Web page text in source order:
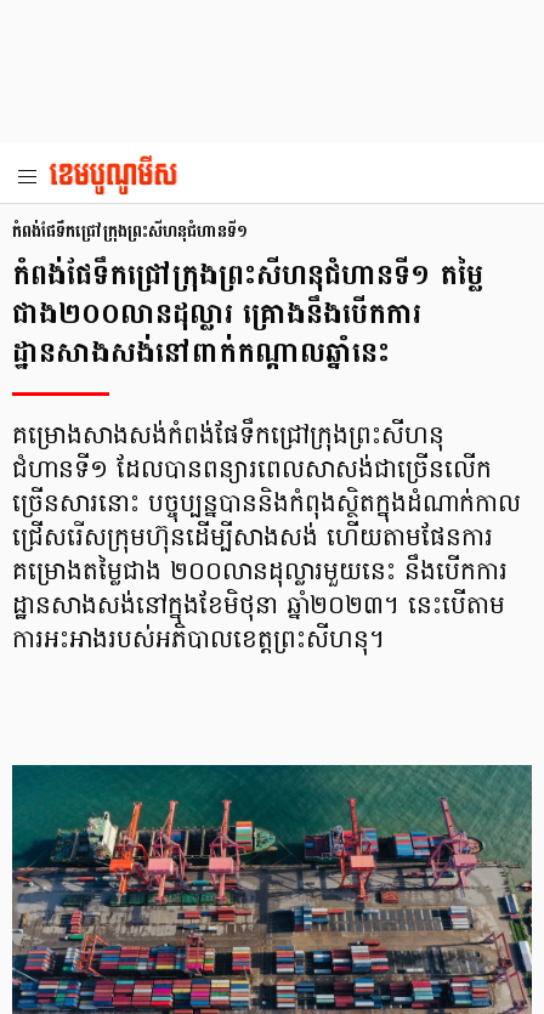
កំពង់ផែទឹកជ្រៅក្រុងព្រះសីហនុជំហានទី១
កំពង់ផែទឹកជ្រៅក្រុងព្រះសីហនុជំហានទី១ តម្លៃ
ជាង២០០លានដុល្លារ គ្រោងនឹងបើកការ
ដ្ឋានសាងសង់នៅពាក់កណ្ដាលឆ្នាំនេះ
គម្រោងសាងសង់កំពង់ផែទឹកជ្រៅក្រុងព្រះសីហនុ
ជំហានទី១ ដែលបានពន្យារពេលសាសង់ជាច្រើនលើក
ច្រើនសារនោះ បច្ចុប្បន្នបាននិងកំពុងស្ថិតក្នុងដំណាក់កាល
ជ្រើសរើសក្រុមហ៊ុនដើម្បីសាងសង់ ហើយតាមផែនការ
គម្រោងតម្លៃជាង ២០០លានដុល្លារមួយនេះ នឹងបើកការ
ដ្ឋានសាងសង់នៅក្នុងខែមិថុនា ឆ្នាំ២០២៣។ នេះបើតាម
ការអះអាងរបស់អភិបាលខេត្តព្រះសីហនុ។